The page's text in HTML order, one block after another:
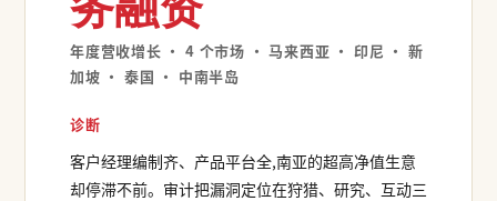
年度营收增长 · 4 个市场 · 马来西亚 · 印尼 · 新
加坡 · 泰国 · 中南半岛
诊断
客户经理编制齐、产品平台全,南亚的超高净值生意
却停滞不前。审计把漏洞定位在狩猎、研究、互动三